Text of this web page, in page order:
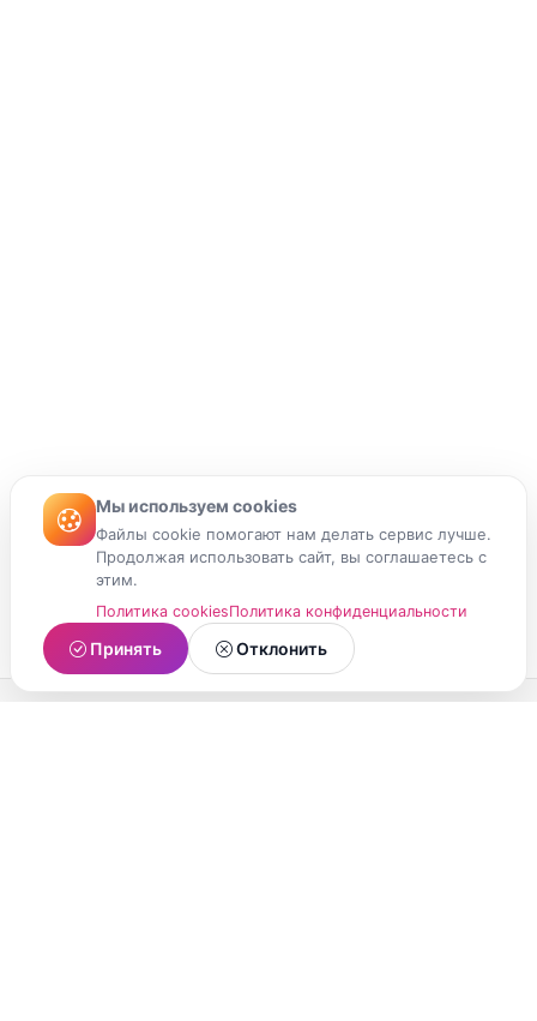
Мы используем cookies
Файлы cookie помогают нам делать сервис лучше.
Продолжая использовать сайт, вы соглашаетесь с
этим.
Политика cookiesПолитика конфиденциальности
Принять Отклонить